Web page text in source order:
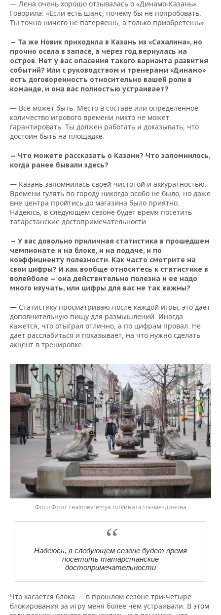
— Лена очень хорошо отзывалась о «Динамо-Казань».
Говорила: «Если есть шанс, почему бы не попробовать.
Ты точно ничего не потеряешь, а только приобретешь».
— Та же Новик приходила в Казань из «Сахалина», но
прочно осела в запасе, а через год вернулась на
остров. Нет у вас опасения такого варианта развития
событий? Или с руководством и тренерами «Динамо»
есть договоренность относительно вашей роли в
команде, и она вас полностью устраивает?
— Все может быть. Место в составе или определенное
количество игрового времени никто не может
гарантировать. Ты должен работать и доказывать, что
достоин быть на площадке.
— Что можете рассказать о Казани? Что запомнилось,
когда ранее бывали здесь?
— Казань запомнилась своей чистотой и аккуратностью.
Времени гулять по городу никогда особо не было, но даже
вне центра пройтись до магазина было приятно.
Надеюсь, в следующем сезоне будет время посетить
татарстанские достопримечательности.
— У вас довольно приличная статистика в прошедшем
чемпионате и на блоке, и на подаче, и по
коэффициенту полезности. Как часто смотрите на
свои цифры? И как вообще относитесь к статистике в
волейболе — она действительно полезна и ее надо
много изучать, или цифры для вас не так важны?
— Статистику просматриваю после каждой игры, это дает
дополнительную пищу для размышлений. Иногда
кажется, что отыграл отлично, а по цифрам провал. Не
дает расслабиться и показывает, на что нужно сделать
акцент в тренировке.
Фото realnoevremya.ru/Рината Назметдинова
Надеюсь, в следующем сезоне будет время
посетить татарстанские
достопримечательности
Что касается блока — в прошлом сезоне три-четыре
блокирования за игру меня более чем устраивали. В этом